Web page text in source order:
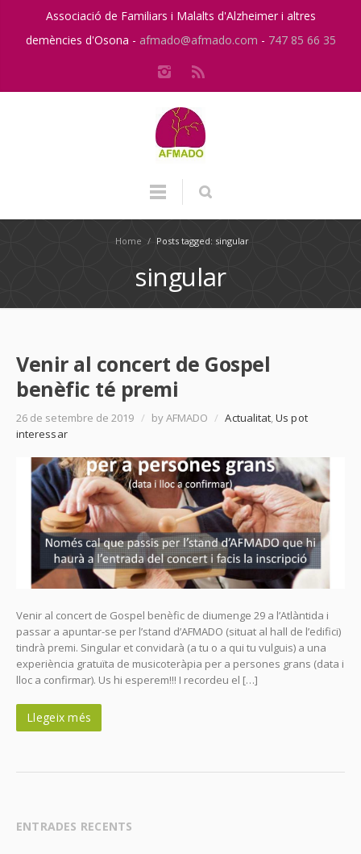
Associació de Familiars i Malalts d'Alzheimer i altres
demències d'Osona - afmado@afmado.com - 747 85 66 35
Home / Posts tagged: singular
singular
Venir al concert de Gospel
benèfic té premi
26 de setembre de 2019 / by AFMADO / Actualitat,Us pot
interessar
Venir al concert de Gospel benèfic de diumenge 29 a l’Atlàntida i
passar a apuntar-se per l’stand d’AFMADO (situat al hall de l’edifici)
tindrà premi. Singular et convidarà (a tu o a qui tu vulguis) a una
experiència gratuïta de musicoteràpia per a persones grans (data i
lloc a confirmar). Us hi esperem!!! I recordeu el […]
Llegeix més
ENTRADES RECENTS